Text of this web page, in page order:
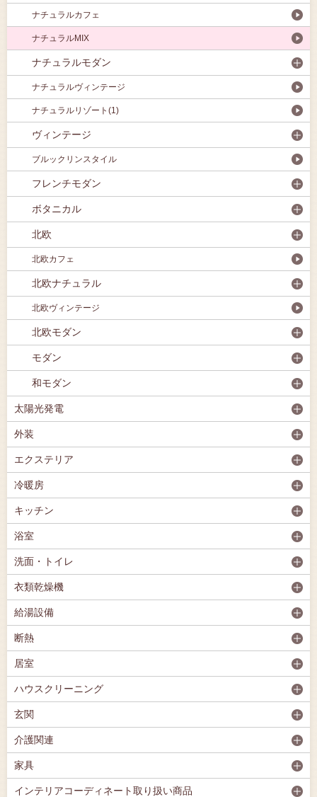
ナチュラルカフェ
ナチュラルMIX
ナチュラルモダン
ナチュラルヴィンテージ
ナチュラルリゾート(1)
ヴィンテージ
ブルックリンスタイル
フレンチモダン
ボタニカル
北欧
北欧カフェ
北欧ナチュラル
北欧ヴィンテージ
北欧モダン
モダン
和モダン
太陽光発電
外装
エクステリア
冷暖房
キッチン
浴室
洗面・トイレ
衣類乾燥機
給湯設備
断熱
居室
ハウスクリーニング
玄関
介護関連
家具
インテリアコーディネート取り扱い商品